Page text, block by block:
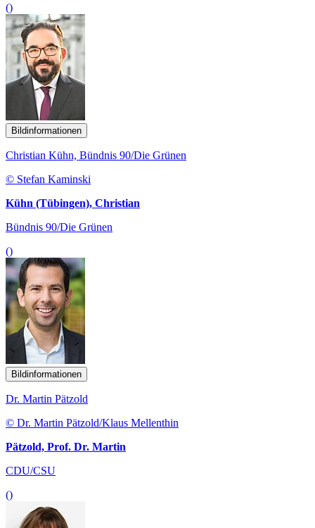
()
Bildinformationen
Christian Kühn, Bündnis 90/Die Grünen
© Stefan Kaminski
Kühn (Tübingen), Christian
Bündnis 90/Die Grünen
()
Bildinformationen
Dr. Martin Pätzold
© Dr. Martin Pätzold/Klaus Mellenthin
Pätzold, Prof. Dr. Martin
CDU/CSU
()